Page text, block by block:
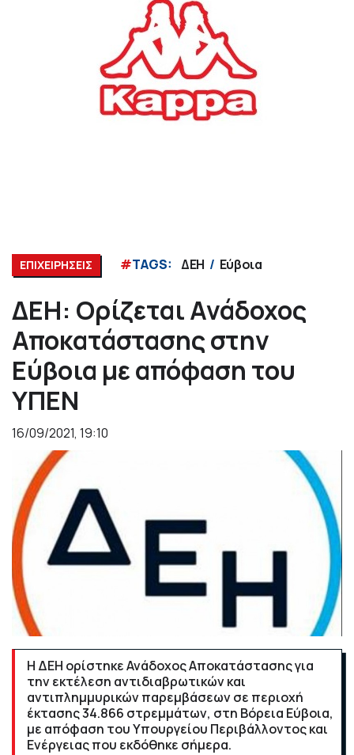
ΕΠΙΧΕΙΡΗΣΕΙΣ #TAGS: ΔΕΗ Εύβοια
ΔΕΗ: Ορίζεται Ανάδοχος
Αποκατάστασης στην
Εύβοια με απόφαση του
ΥΠΕΝ
16/09/2021, 19:10
Η ΔΕΗ ορίστηκε Ανάδοχος Αποκατάστασης για
την εκτέλεση αντιδιαβρωτικών και
αντιπλημμυρικών παρεμβάσεων σε περιοχή
έκτασης 34.866 στρεμμάτων, στη Βόρεια Εύβοια,
με απόφαση του Υπουργείου Περιβάλλοντος και
Ενέργειας που εκδόθηκε σήμερα.